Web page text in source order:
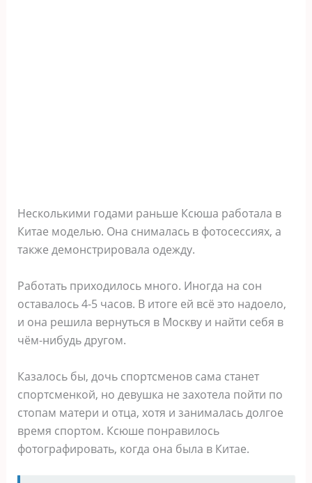
Несколькими годами раньше Ксюша работала в
Китае моделью. Она снималась в фотосессиях, а
также демонстрировала одежду.
Работать приходилось много. Иногда на сон
оставалось 4-5 часов. В итоге ей всё это надоело,
и она решила вернуться в Москву и найти себя в
чём-нибудь другом.
Казалось бы, дочь спортсменов сама станет
спортсменкой, но девушка не захотела пойти по
стопам матери и отца, хотя и занималась долгое
время спортом. Ксюше понравилось
фотографировать, когда она была в Китае.